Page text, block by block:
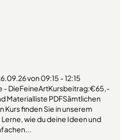
von 09:15 - 12:15
- DieFeineArtKursbeitrag:€65,-
Materialliste PDFSämtlichen
finden Sie in unserem
wie du deine Ideen und